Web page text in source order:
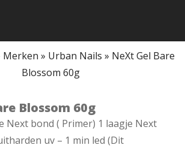
Merken » Urban Nails » NeXt Gel Bare
Blossom 60g
Blossom 60g
Next bond ( Primer) 1 laagje Next
uv – 1 min led (Dit